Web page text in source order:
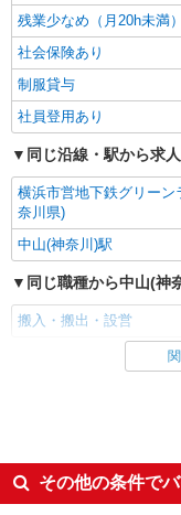
残業少なめ（月20h未満）
社会保険あり
制服貸与
社員登用あり
同じ沿線・駅から求
横浜市営地下鉄グリーン
奈川県)
中山(神奈川)駅
同じ職種から中山(神
搬入・搬出・設営
同じ雇用形態から中
履歴書不要
フリーター歓迎
その他の条件で